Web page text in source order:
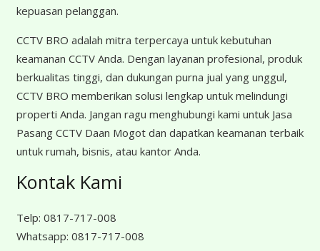
kepuasan pelanggan.
CCTV BRO adalah mitra terpercaya untuk kebutuhan
keamanan CCTV Anda. Dengan layanan profesional, produk
berkualitas tinggi, dan dukungan purna jual yang unggul,
CCTV BRO memberikan solusi lengkap untuk melindungi
properti Anda. Jangan ragu menghubungi kami untuk Jasa
Pasang CCTV Daan Mogot dan dapatkan keamanan terbaik
untuk rumah, bisnis, atau kantor Anda.
Kontak Kami
Telp: 0817-717-008
Whatsapp: 0817-717-008